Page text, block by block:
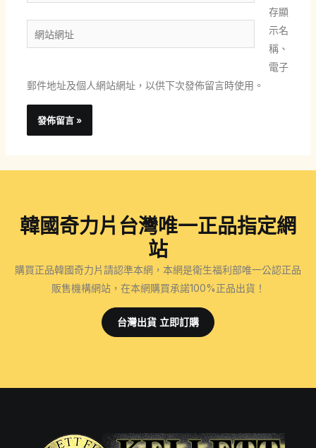
郵
件
*
站
址
存顯
示名
稱、
電子
郵件地址及個人網站網址，以供下次發佈留言時使用。
韓國奇力片台灣唯一正品指定網
站
購買正品韓國奇力片請認準本網，本網是衛生福利部唯一公認正品
販售機構網站，在本網購買承諾100%正品出貨！
台灣出貨 立即訂購